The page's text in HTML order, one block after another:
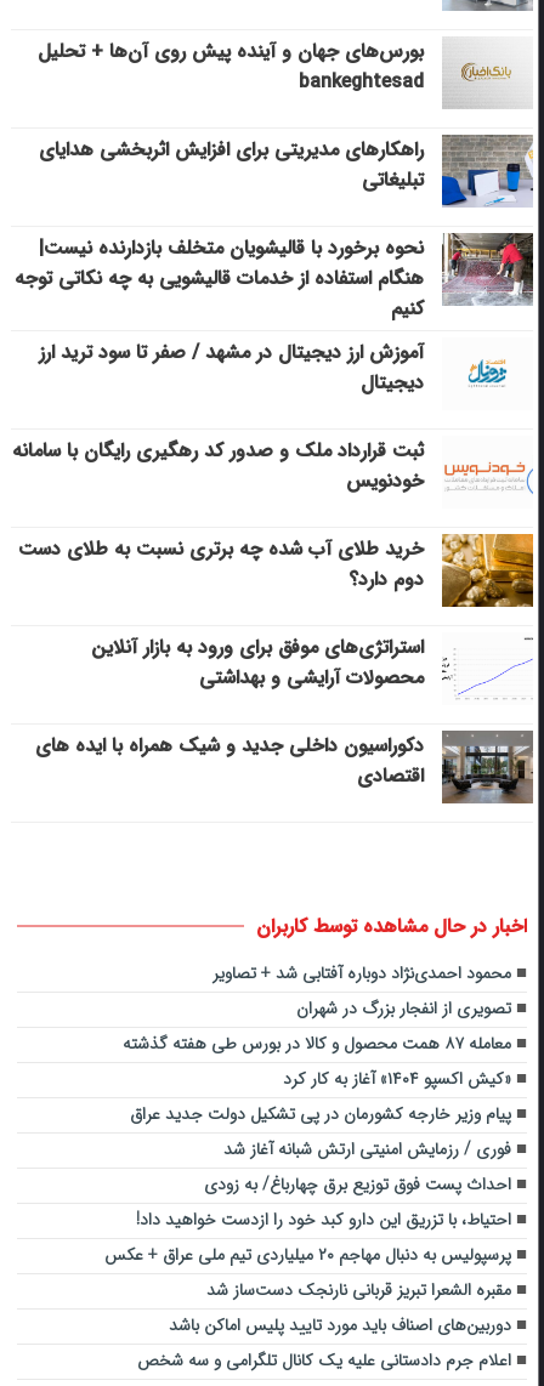
بورس‌های جهان و آینده پیش روی آن‌ها + تحلیل
bankeghtesad
راهکارهای مدیریتی برای افزایش اثربخشی هدایای
تبلیغاتی
نحوه برخورد با قالیشویان متخلف بازدارنده نیست|
هنگام استفاده از خدمات قالیشویی به چه نکاتی توجه
کنیم
آموزش ارز دیجیتال در مشهد / صفر تا سود ترید ارز
دیجیتال
ثبت قرارداد ملک و صدور کد رهگیری رایگان با سامانه
خودنویس
خرید طلای آب شده چه برتری نسبت به طلای دست
دوم دارد؟
استراتژی‌های موفق برای ورود به بازار آنلاین
محصولات آرایشی و بهداشتی
دکوراسیون داخلی جدید و شیک همراه با ایده های
اقتصادی
اخبار در حال مشاهده توسط کاربران
محمود احمدی‌نژاد دوباره آفتابی شد + تصاویر
تصویری از انفجار بزرگ در شهران
معامله ۸۷ همت محصول و کالا در بورس طی هفته گذشته
«کیش اکسپو ۱۴۰۴» آغاز به کار کرد
پیام وزیر خارجه کشورمان در پی تشکیل دولت جدید عراق
فوری / رزمایش امنیتی ارتش شبانه آغاز شد
احداث پست فوق توزیع برق چهارباغ/ به زودی
احتیاط، با تزریق این دارو کبد خود را ازدست خواهید داد!
پرسپولیس به دنبال مهاجم ۲۰ میلیاردی تیم ملی عراق + عکس
مقبره الشعرا تبریز قربانی نارنجک دست‌ساز شد
دوربین‌های اصناف باید مورد تایید پلیس اماکن باشد
اعلام جرم دادستانی علیه یک کانال تلگرامی و سه شخص